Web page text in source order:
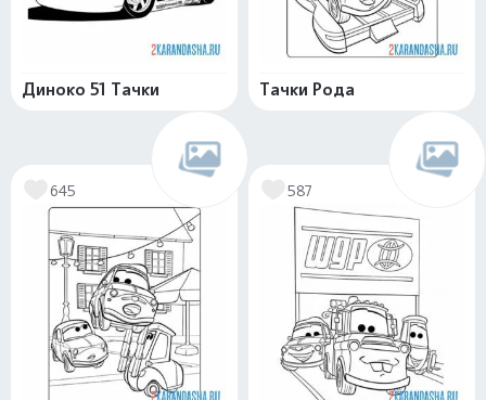
Диноко 51 Тачки Тачки Рода
645 587